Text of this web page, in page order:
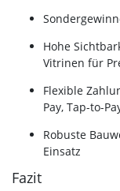
Hohe
Vitrinen für
Flexible
Pay, Tap-to-
Robuste
Einsatz
Fazit